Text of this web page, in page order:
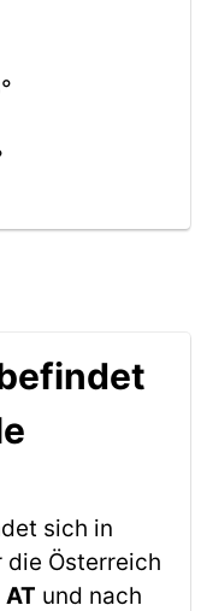
sich in
die Österreich
AT und nach